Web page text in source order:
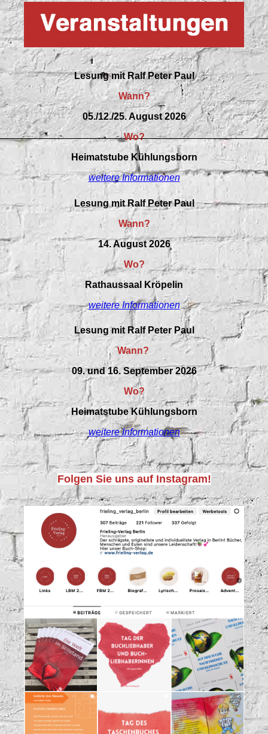
Lesung mit Ralf Peter Paul
Wann?
05./12./25. August 2026
Wo?
Heimatstube Kühlungsborn
weitere Informationen
Lesung mit Ralf Peter Paul
Wann?
14. August 2026
Wo?
Rathaussaal Kröpelin
weitere Informationen
Lesung mit Ralf Peter Paul
Wann?
09. und 16. September 2026
Wo?
Heimatstube Kühlungsborn
weitere Informationen
Folgen Sie uns auf Instagram!